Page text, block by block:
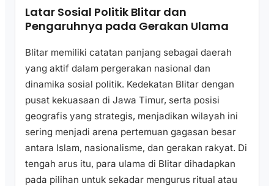
Latar Sosial Politik Blitar dan
Pengaruhnya pada Gerakan Ulama
Blitar memiliki catatan panjang sebagai daerah
yang aktif dalam pergerakan nasional dan
dinamika sosial politik. Kedekatan Blitar dengan
pusat kekuasaan di Jawa Timur, serta posisi
geografis yang strategis, menjadikan wilayah ini
sering menjadi arena pertemuan gagasan besar
antara Islam, nasionalisme, dan gerakan rakyat. Di
tengah arus itu, para ulama di Blitar dihadapkan
pada pilihan untuk sekadar mengurus ritual atau